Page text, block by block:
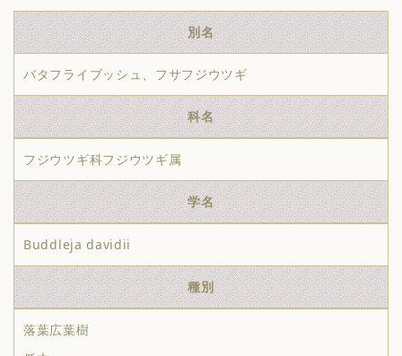
別名
バタフライブッシュ、フサフジウツギ
科名
フジウツギ科フジウツギ属
学名
Buddleja davidii
種別
落葉広葉樹